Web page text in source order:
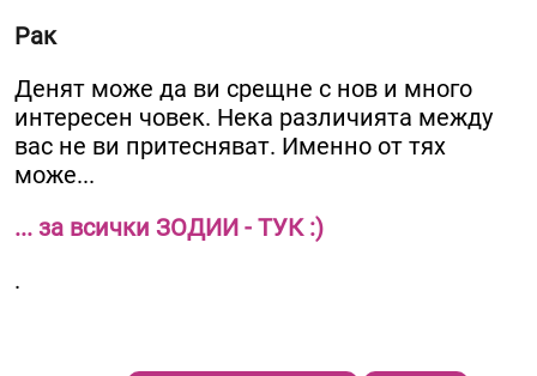
Рак
Денят може да ви срещне с нов и много
интересен човек. Нека различията между
вас не ви притесняват. Именно от тях
може...
... за всички ЗОДИИ - ТУК :)
.